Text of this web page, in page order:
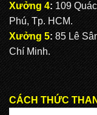
Xưởng 4: 109
Phú, Tp. HCM.
Xưởng 5: 85 Lê
Chí Minh.
CÁCH THỨC